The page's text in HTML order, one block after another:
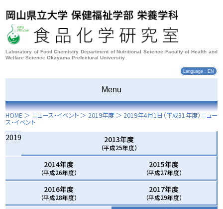
Laboratory of Food Chemistry Department of Nutritional Science Faculty of Health and
Welfare Science Okayama Prefectural University
Language : EN
Menu
HOME ＞ ニュース・イベント ＞ 2019年度 ＞ 2019年4月1日 （平成31年度）ニュー
ス・イベント
2019 2013年度
（平成25年度）
2014年度
（平成26年度）
2015年度
（平成27年度）
2016年度
（平成28年度）
2017年度
（平成29年度）